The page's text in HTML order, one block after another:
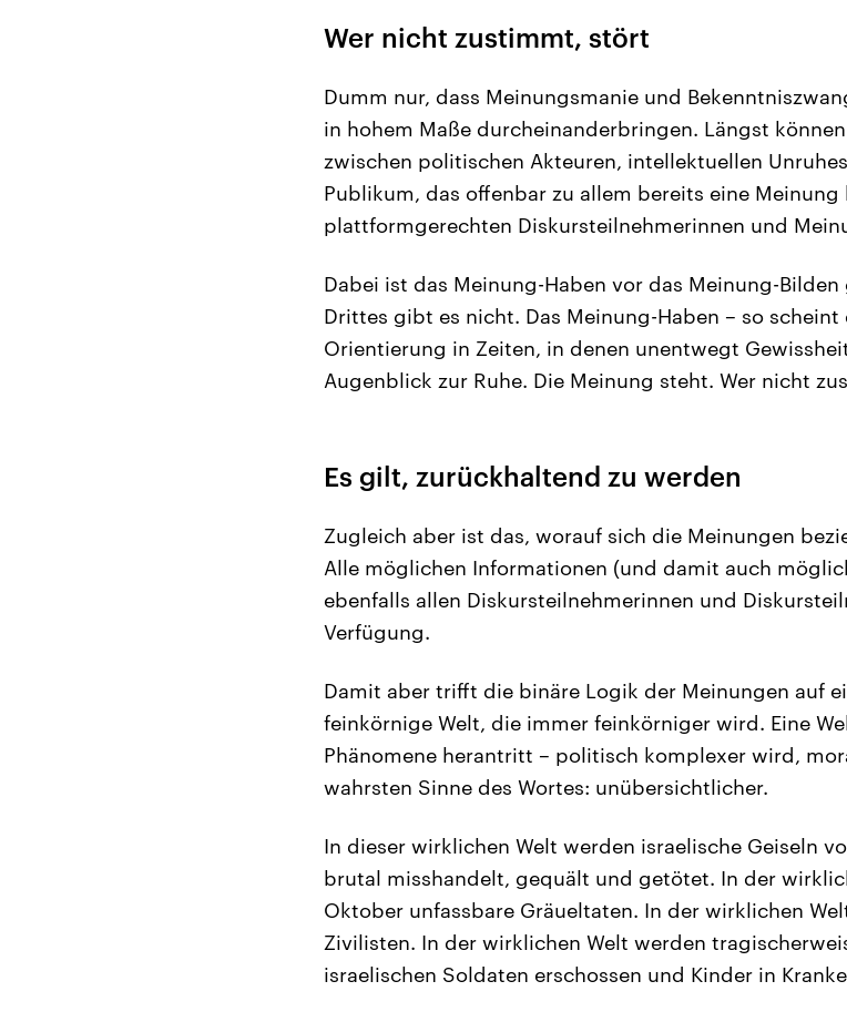
Wer nicht zustimmt, stört
Dumm nur, dass Meinungsmanie und
in hohem Maße durcheinanderbringen. Längst
zwischen politischen Akteuren, intellektuellen
Publikum, das offenbar zu allem bereits eine
plattformgerechten Diskursteilnehmerinnen und
Dabei ist das Meinung-Haben vor das Meinung-
Drittes gibt es nicht. Das Meinung-Haben – so
Orientierung in Zeiten, in denen unentwegt
Augenblick zur Ruhe. Die Meinung steht. Wer nicht
Es gilt, zurückhaltend zu werden
Zugleich aber ist das, worauf sich die Meinungen
Alle möglichen Informationen (und damit auch
ebenfalls allen Diskursteilnehmerinnen und
Verfügung.
Damit aber trifft die binäre Logik der Meinungen auf
feinkörnige Welt, die immer feinkörniger wird. Eine
Phänomene herantritt – politisch komplexer wird,
wahrsten Sinne des Wortes: unübersichtlicher.
In dieser wirklichen Welt werden israelische Geiseln
brutal misshandelt, gequält und getötet. In der
Oktober unfassbare Gräueltaten. In der wirklichen
Zivilisten. In der wirklichen Welt werden
israelischen Soldaten erschossen und Kinder in